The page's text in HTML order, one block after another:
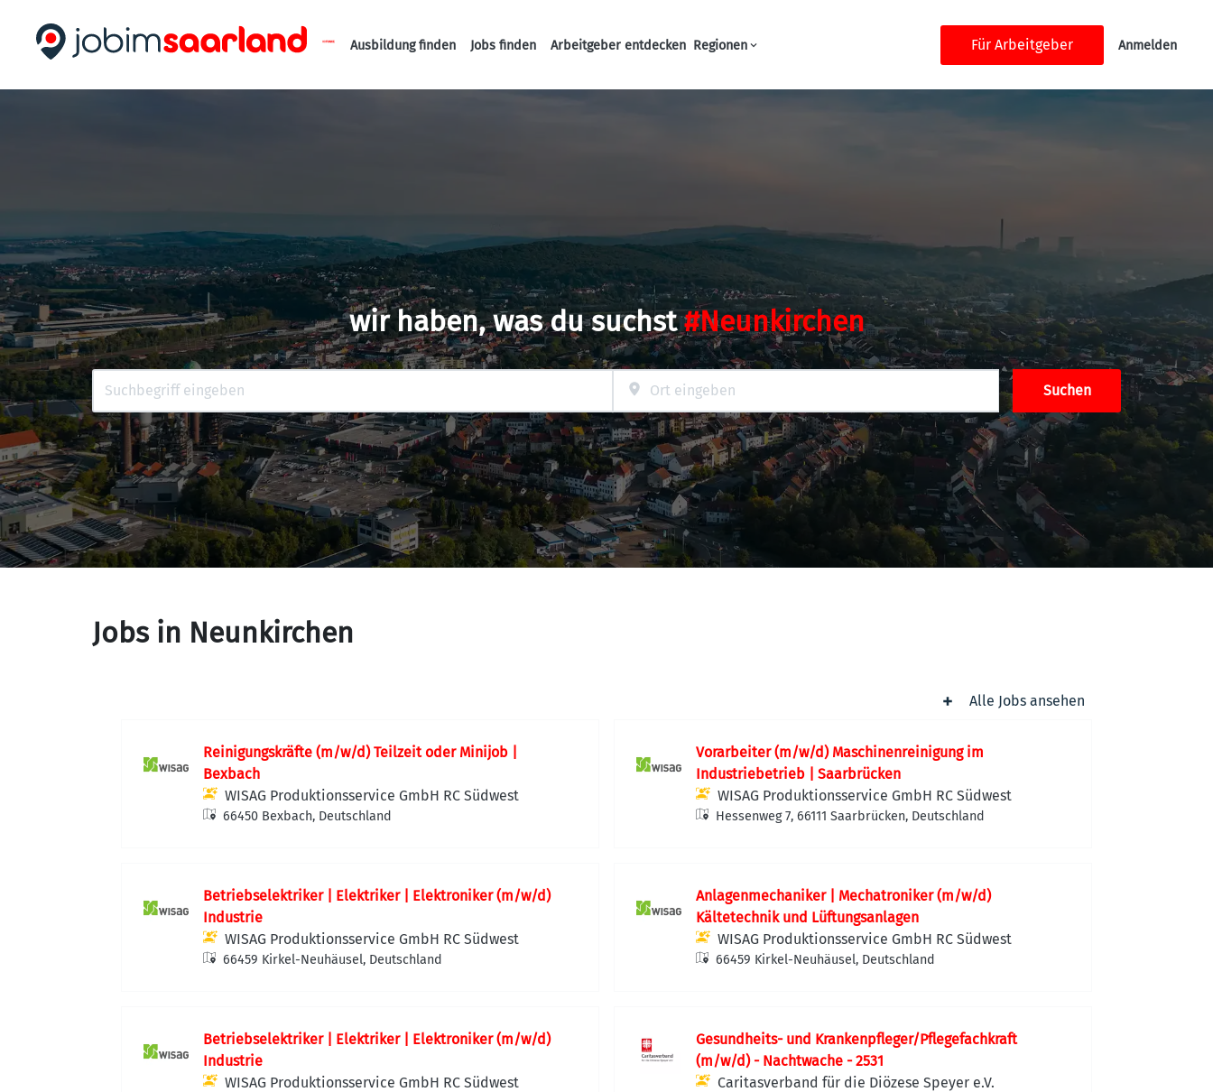
Haupt-Navigation
Ausbildung finden Jobs finden Arbeitgeber entdecken Regionen Für Arbeitgeber Anmelden
wir haben, was du suchst#Neunkirchen
Suchen
Jobs in Neunkirchen
Alle Jobs ansehen
Reinigungskräfte (m/w/d) Teilzeit oder Minijob |
Bexbach
WISAG Produktionsservice GmbH RC Südwest
66450 Bexbach, Deutschland
Vorarbeiter (m/w/d) Maschinenreinigung im
Industriebetrieb | Saarbrücken
WISAG Produktionsservice GmbH RC Südwest
Hessenweg 7, 66111 Saarbrücken, Deutschland
Betriebselektriker | Elektriker | Elektroniker (m/w/d)
Industrie
WISAG Produktionsservice GmbH RC Südwest
66459 Kirkel-Neuhäusel, Deutschland
Anlagenmechaniker | Mechatroniker (m/w/d)
Kältetechnik und Lüftungsanlagen
WISAG Produktionsservice GmbH RC Südwest
66459 Kirkel-Neuhäusel, Deutschland
Betriebselektriker | Elektriker | Elektroniker (m/w/d)
Industrie
WISAG Produktionsservice GmbH RC Südwest
Gesundheits- und Krankenpfleger/Pflegefachkraft
(m/w/d) - Nachtwache - 2531
Caritasverband für die Diözese Speyer e.V.